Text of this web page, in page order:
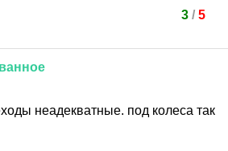
3/ 5
неадекватные. под колеса так